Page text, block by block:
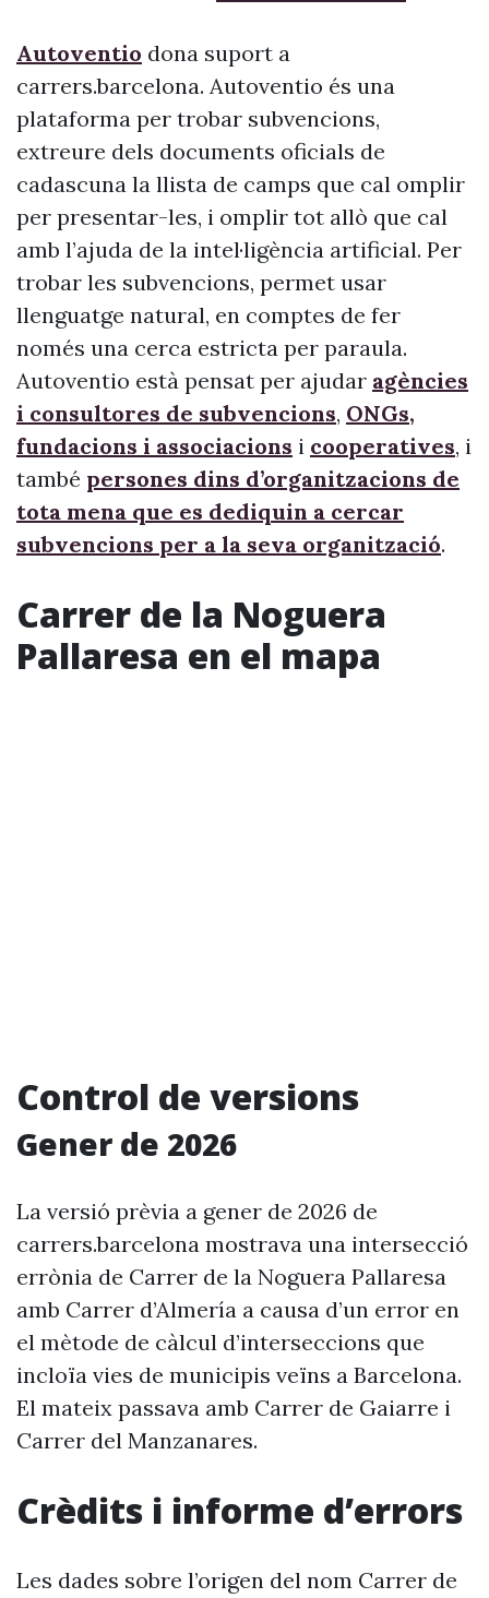
Autoventio dona suport a
carrers.barcelona. Autoventio és una
plataforma per trobar subvencions,
extreure dels documents oficials de
cadascuna la llista de camps que cal omplir
per presentar-les, i omplir tot allò que cal
amb l’ajuda de la intel·ligència artificial. Per
trobar les subvencions, permet usar
llenguatge natural, en comptes de fer
només una cerca estricta per paraula.
Autoventio està pensat per ajudar agències
i consultores de subvencions, ONGs,
fundacions i associacions i cooperatives, i
també persones dins d’organitzacions de
tota mena que es dediquin a cercar
subvencions per a la seva organització.
Carrer de la Noguera
Pallaresa en el mapa
Control de versions
Gener de 2026
La versió prèvia a gener de 2026 de
carrers.barcelona mostrava una intersecció
errònia de Carrer de la Noguera Pallaresa
amb Carrer d’Almería a causa d’un error en
el mètode de càlcul d’interseccions que
incloïa vies de municipis veïns a Barcelona.
El mateix passava amb Carrer de Gaiarre i
Carrer del Manzanares.
Crèdits i informe d’errors
Les dades sobre l’origen del nom Carrer de